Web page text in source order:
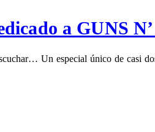
a GUNS
Un especial único de